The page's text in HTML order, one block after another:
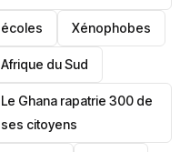
écoles ‎Xénophobes
Afrique du Sud
Le Ghana rapatrie 300 de
ses citoyens